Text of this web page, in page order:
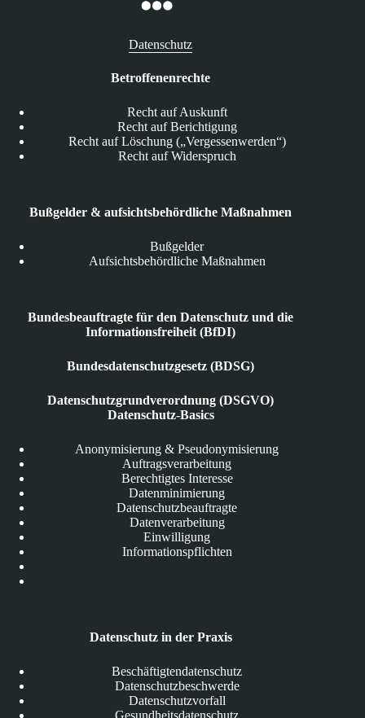
Datenschutz
Betroffenenrechte
Recht auf Auskunft
Recht auf Berichtigung
Recht auf Löschung („Vergessenwerden“)
Recht auf Widerspruch
Bußgelder & aufsichtsbehördliche Maßnahmen
Bußgelder
Aufsichtsbehördliche Maßnahmen
Bundesbeauftragte für den Datenschutz und die
Informationsfreiheit (BfDI)
Bundesdatenschutzgesetz (BDSG)
Datenschutzgrundverordnung (DSGVO)
Datenschutz-Basics
Anonymisierung & Pseudonymisierung
Auftragsverarbeitung
Berechtigtes Interesse
Datenminimierung
Datenschutzbeauftragte
Datenverarbeitung
Einwilligung
Informationspflichten
Datenschutz in der Praxis
Beschäftigtendatenschutz
Datenschutzbeschwerde
Datenschutzvorfall
Gesundheitsdatenschutz